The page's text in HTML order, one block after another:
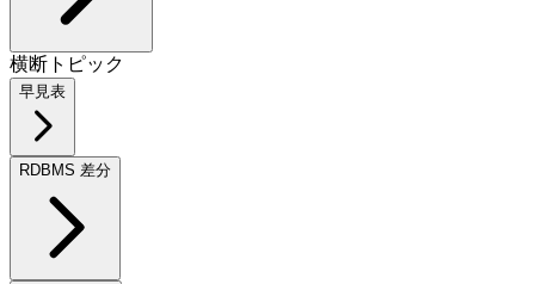
横断トピック
早見表
RDBMS 差分